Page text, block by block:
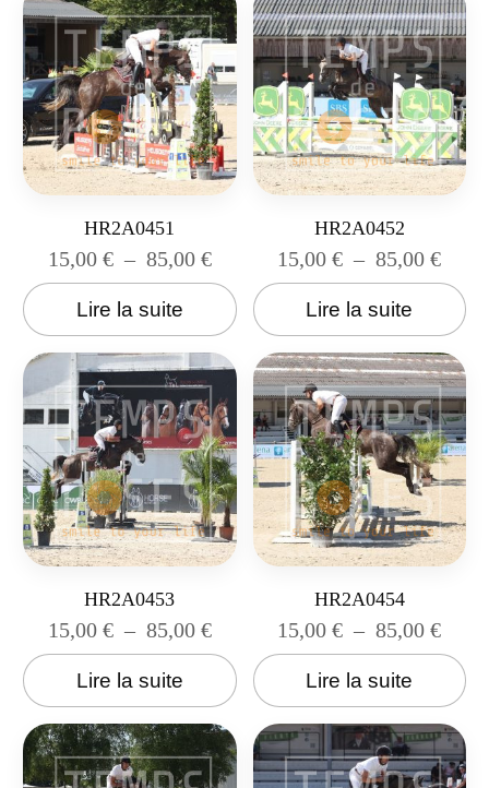
HR2A0451
15,00 € – 85,00 €
Lire la suite
HR2A0452
15,00€ – 85,00€
Lire la suite
HR2A0453
15,00 € – 85,00 €
Lire la suite
HR2A0454
15,00€ – 85,00€
Lire la suite